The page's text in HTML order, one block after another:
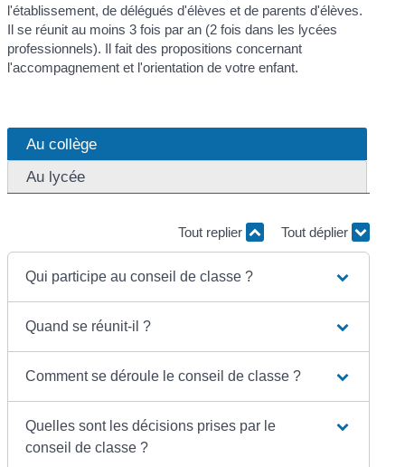
l'établissement, de délégués d'élèves et de parents d'élèves.
Il se réunit au moins 3 fois par an (2 fois dans les lycées
professionnels). Il fait des propositions concernant
l'accompagnement et l'orientation de votre enfant.
Au collège
Au lycée
Tout replier Tout déplier
Qui participe au conseil de classe ?
Quand se réunit-il ?
Comment se déroule le conseil de classe ?
Quelles sont les décisions prises par le
conseil de classe ?